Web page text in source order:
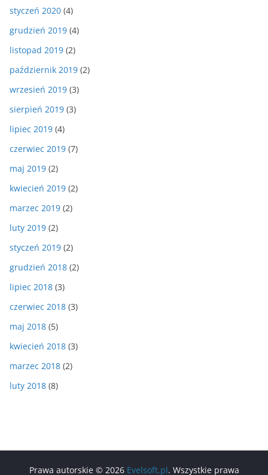
styczeń 2020 (4)
grudzień 2019 (4)
listopad 2019 (2)
październik 2019 (2)
wrzesień 2019 (3)
sierpień 2019 (3)
lipiec 2019 (4)
czerwiec 2019 (7)
maj 2019 (2)
kwiecień 2019 (2)
marzec 2019 (2)
luty 2019 (2)
styczeń 2019 (2)
grudzień 2018 (2)
lipiec 2018 (3)
czerwiec 2018 (3)
maj 2018 (5)
kwiecień 2018 (3)
marzec 2018 (2)
luty 2018 (8)
Prawa autorskie © 2026 Evelsoft.pl. Wszystkie prawa